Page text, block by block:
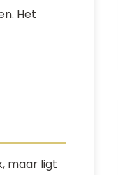
Het
maar ligt